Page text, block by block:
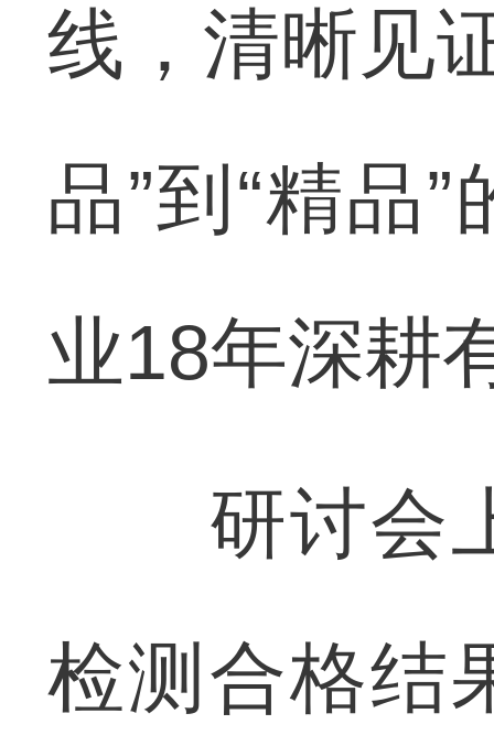
线，清晰见
品”到“精品
业18年深耕
研讨会上
检测合格结